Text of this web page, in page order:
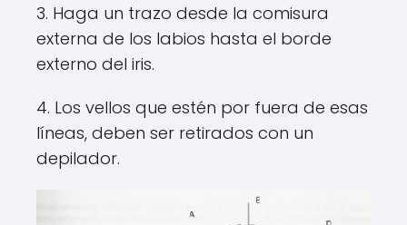
3. Haga un trazo desde la comisura
externa de los labios hasta el borde
externo del iris.
4. Los vellos que estén por fuera de esas
líneas, deben ser retirados con un
depilador.